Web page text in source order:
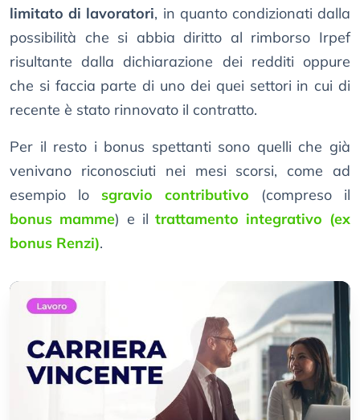
limitato di lavoratori, in quanto condizionati dalla
possibilità che si abbia diritto al rimborso Irpef
risultante dalla dichiarazione dei redditi oppure
che si faccia parte di uno dei quei settori in cui di
recente è stato rinnovato il contratto.
Per il resto i bonus spettanti sono quelli che già
venivano riconosciuti nei mesi scorsi, come ad
esempio lo sgravio contributivo (compreso il
bonus mamme) e iltrattamento integrativo (ex
bonus Renzi).